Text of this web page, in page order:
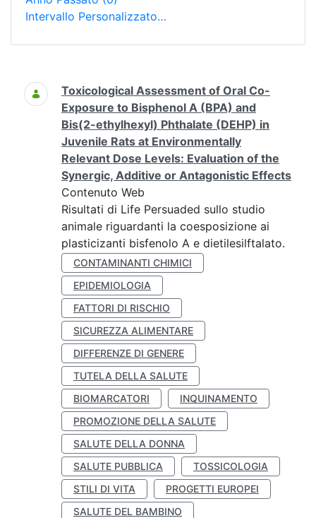
Intervallo Personalizzato…
Ricerca
Toxicological Assessment of Oral Co-
Exposure to Bisphenol A (BPA) and
Bis(2-ethylhexyl) Phthalate (DEHP) in
Juvenile Rats at Environmentally
Relevant Dose Levels: Evaluation of the
Synergic, Additive or Antagonistic Effects
Contenuto Web
Risultati di Life Persuaded sullo studio
animale riguardanti la coesposizione ai
plasticizanti bisfenolo A e dietilesilftalato.
CONTAMINANTI CHIMICI
EPIDEMIOLOGIA
FATTORI DI RISCHIO
SICUREZZA ALIMENTARE
DIFFERENZE DI GENERE
TUTELA DELLA SALUTE
BIOMARCATORI
INQUINAMENTO
PROMOZIONE DELLA SALUTE
SALUTE DELLA DONNA
SALUTE PUBBLICA
TOSSICOLOGIA
STILI DI VITA
PROGETTI EUROPEI
SALUTE DEL BAMBINO